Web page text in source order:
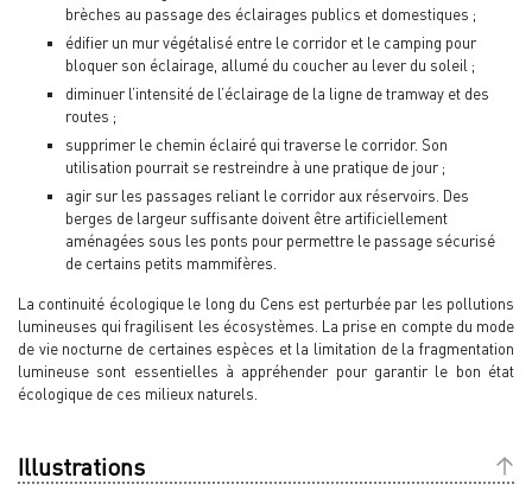
brèches au passage des éclairages publics et domestiques ;
édifier un mur végétalisé entre le corridor et le camping pour
bloquer son éclairage, allumé du coucher au lever du soleil ;
diminuer l’intensité de l’éclairage de la ligne de tramway et des
routes ;
supprimer le chemin éclairé qui traverse le corridor. Son
utilisation pourrait se restreindre à une pratique de jour ;
agir sur les passages reliant le corridor aux réservoirs. Des
berges de largeur suffisante doivent être artificiellement
aménagées sous les ponts pour permettre le passage sécurisé
de certains petits mammifères.
La continuité écologique le long du Cens est perturbée par les pollutions
lumineuses qui fragilisent les écosystèmes. La prise en compte du mode
de vie nocturne de certaines espèces et la limitation de la fragmentation
lumineuse sont essentielles à appréhender pour garantir le bon état
écologique de ces milieux naturels.
Illustrations